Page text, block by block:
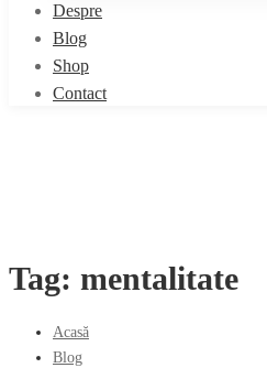
Despre
Blog
Shop
Contact
Tag: mentalitate
Acasă
Blog